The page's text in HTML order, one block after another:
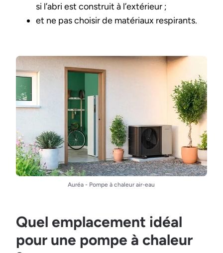
si l’abri est construit à l’extérieur ;
et ne pas choisir de matériaux respirants.
Auréa - Pompe à chaleur air-eau
Quel emplacement idéal
pour une pompe à chaleur